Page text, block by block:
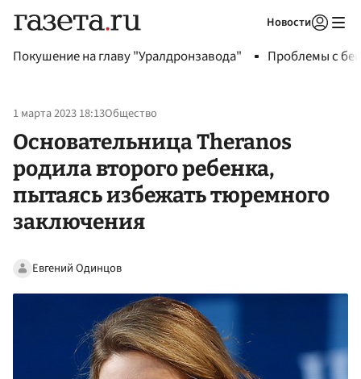
Новости
Покушение на главу "Уралдронзавода" Проблемы с
1 марта 2023 18:13Общество
Основательница Theranos
родила второго ребенка,
пытаясь избежать тюремного
заключения
Евгений Одинцов